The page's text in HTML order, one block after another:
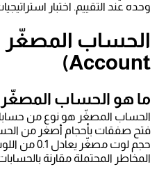
وحده عند التقييم. اختبار
Account)
ما هو الحساب
الحساب المصغّر هو نوع من
فتح صفقات بأحجام أصغر من
حجم لوت
المخاطر المحتملة مقارنة